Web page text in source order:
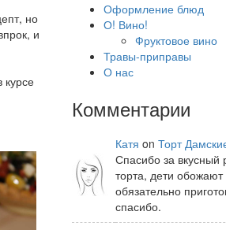
но
и
курсе
Оформление блюд
О! Вино!
Фруктовое вино
Травы-приправы
О нас
Комментарии
Катя on Торт
Спасибо за вкусный
торта, дети обожают
обязательно
спасибо.